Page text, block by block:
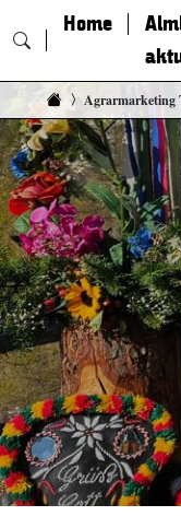
Zum Inhalt springen
Home
Agrarmarketing